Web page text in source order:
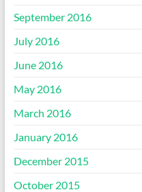
September 2016
July 2016
June 2016
May 2016
March 2016
January 2016
December 2015
October 2015